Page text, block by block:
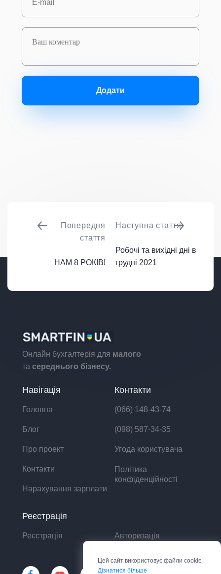
Додати
Попередня
стаття
НАМ 8 РОКІВ!
Наступна стаття
Робочі та вихідні дні в
грудні 2021
Онлайн бухгалтерія для малого
та середнього бізнесу.
Навігація
Головна
Блог
Про проект
Контакти
Нарахування зарплати
Контакти
(066) 148-43-74
(098) 587-34-35
Угода користувача
Політика
конфіденційності
Реєстрація
Реєстрація Авторизація
Цей сайт використовує файли cookie
Дізнатися більше